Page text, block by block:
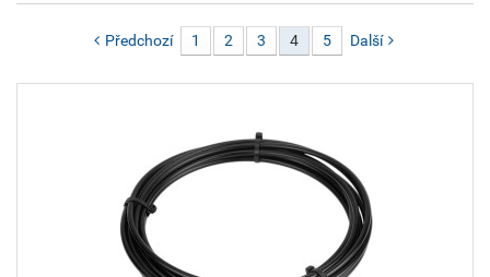
Předchozí 1 2 3 4 5 Další